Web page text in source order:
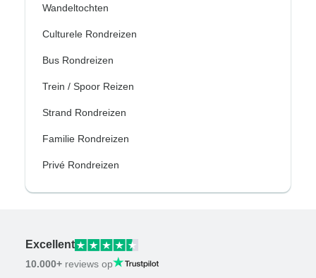
Wandeltochten
Culturele Rondreizen
Bus Rondreizen
Trein / Spoor Reizen
Strand Rondreizen
Familie Rondreizen
Privé Rondreizen
Excellent
10.000+ reviews op